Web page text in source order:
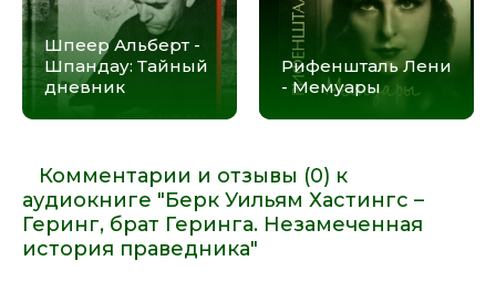
Шпеер Альберт -
Шпандау: Тайный
дневник
Рифеншталь Лени
- Мемуары
Комментарии и отзывы (0) к
аудиокниге "Берк Уильям Хастингс –
Геринг, брат Геринга. Незамеченная
история праведника"